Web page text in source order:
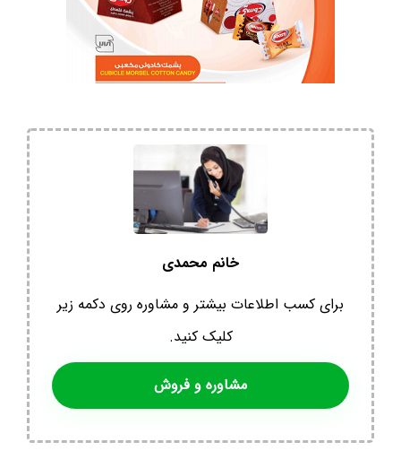
خانم محمدی
برای کسب اطلاعات بیشتر و مشاوره روی دکمه زیر
کلیک کنید.
مشاوره و فروش